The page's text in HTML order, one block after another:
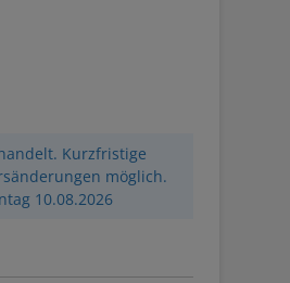
Kurzfristige
möglich.
10.08.2026